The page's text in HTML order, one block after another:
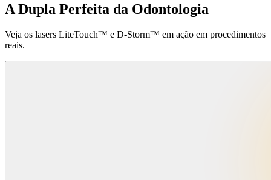
A Dupla Perfeita da Odontologia
Veja os lasers LiteTouch™ e D-Storm™ em ação em procedimentos
reais.